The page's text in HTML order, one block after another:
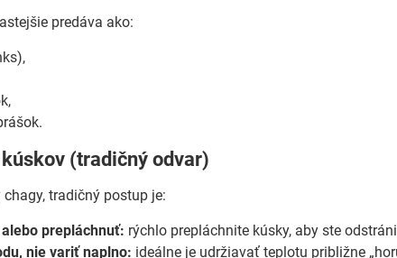
predáva ako:
(tradičný odvar)
tradičný postup je:
prepláchnuť: rýchlo prepláchnite kúsky, aby ste
nie variť naplno: ideálne je udržiavať teplotu približne